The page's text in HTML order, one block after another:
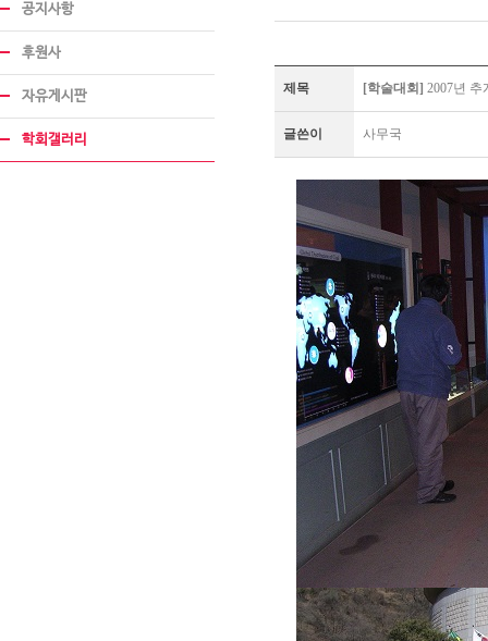
공지사항
후원사
자유게시판
학회갤러리
제목 [학술대회] 2007년
글쓴이 사무국